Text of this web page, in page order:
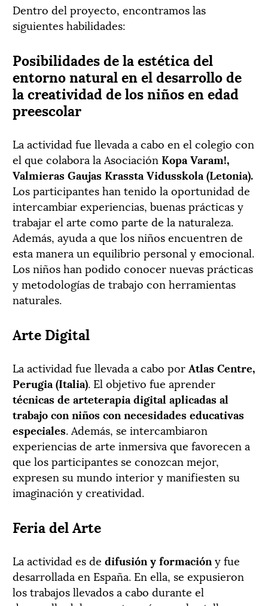
Dentro del proyecto, encontramos las
siguientes habilidades:
Posibilidades de la estética del
entorno natural en el desarrollo de
la creatividad de los niños en edad
preescolar
La actividad fue llevada a cabo en el colegio con
el que colabora la Asociación Kopa Varam!,
Valmieras Gaujas Krassta Vidusskola (Letonia).
Los participantes han tenido la oportunidad de
intercambiar experiencias, buenas prácticas y
trabajar el arte como parte de la naturaleza.
Además, ayuda a que los niños encuentren de
esta manera un equilibrio personal y emocional.
Los niños han podido conocer nuevas prácticas
y metodologías de trabajo con herramientas
naturales.
Arte Digital
La actividad fue llevada a cabo por Atlas Centre,
Perugia (Italia). El objetivo fue aprender
técnicas de arteterapia digital aplicadas al
trabajo con niños con necesidades educativas
especiales. Además, se intercambiaron
experiencias de arte inmersiva que favorecen a
que los participantes se conozcan mejor,
expresen su mundo interior y manifiesten su
imaginación y creatividad.
Feria del Arte
La actividad es de difusión y formación y fue
desarrollada en España. En ella, se expusieron
los trabajos llevados a cabo durante el